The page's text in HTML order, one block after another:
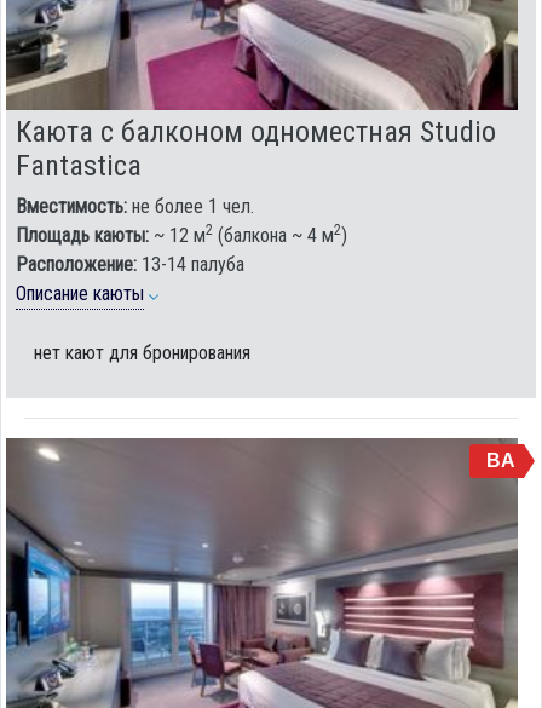
Каюта с балконом одноместная Studio
Fantastica
Вместимость: не более 1 чел.
Площадь каюты: ~ 12 м2 (балкона ~ 4 м2)
Расположение: 13-14 палуба
Описание каюты
нет кают для бронирования
BA